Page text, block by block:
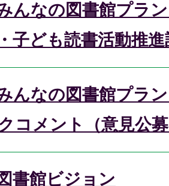
んなの図書館プラ
子ども読書活動推進
んなの図書館プラ
コメント（意見公
書館ビジョン